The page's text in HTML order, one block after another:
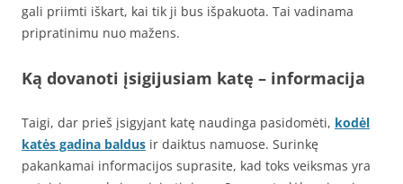
gali priimti iškart, kai tik ji bus išpakuota. Tai vadinama
pripratinimu nuo mažens.
Ką dovanoti įsigijusiam katę – informacija
Taigi, dar prieš įsigyjant katę naudinga pasidomėti, kodėl
katės gadina baldus ir daiktus namuose. Surinkę
pakankamai informacijos suprasite, kad toks veiksmas yra